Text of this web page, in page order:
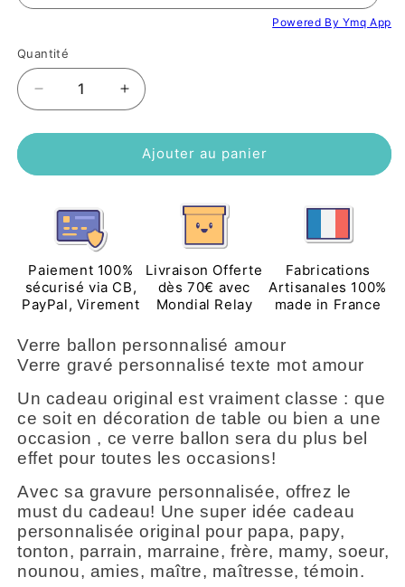
Powered By Ymq App
Quantité
Réduire
la
quantité
Verre
personnalisé
amour
Augmenter
la
quantité
Verre
personnalisé
Ajouter au panier
Paiement 100%
sécurisé via CB,
PayPal, Virement
Livraison Offerte
dès 70€ avec
Mondial Relay
Fabrications
Artisanales 100%
made in France
Verre ballon personnalisé amour
Verre gravé personnalisé texte mot amour
Un cadeau original est vraiment classe : que
ce soit en décoration de table ou bien a une
occasion , ce verre ballon sera du plus bel
effet pour toutes les occasions!
Avec sa gravure personnalisée, offrez le
must du cadeau! Une super idée cadeau
personnalisée original pour papa, papy,
tonton, parrain, marraine, frère, mamy, soeur,
nounou, amies, maître, maîtresse, témoin.